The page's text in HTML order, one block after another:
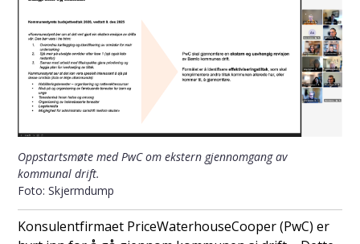
Oppstartsmøte med PwC om ekstern gjennomgang av
kommunal drift.
Skjermdump
Konsulentfirmaet PriceWaterhouseCooper (PwC) er